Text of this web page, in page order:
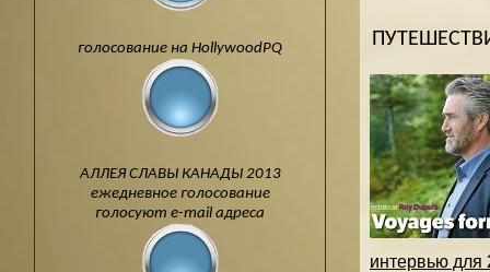
голосование на HollywoodPQ
АЛЛЕЯ СЛАВЫ КАНАДЫ 2013
ежедневное голосование
голосуют e-mail адреса
интервью для